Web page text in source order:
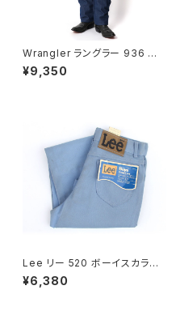
Wrangler ラングラー 936 スリ
ムフィットジーンズ USコットン 1
4.75oz リジッドデニム
¥9,350
Lee リー 520 ボーイスカラー
ジーンズ ストレートレッグ W25
L29 1980's DEAD STOCK
¥6,380